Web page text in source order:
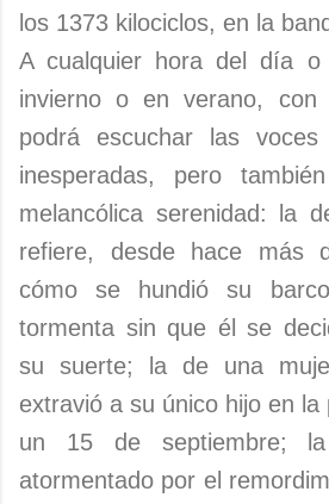
los 1373 kilociclos, en la
A cualquier hora del día
invierno o en verano,
podrá escuchar las
inesperadas, pero
melancólica serenidad: la
refiere, desde hace más
cómo se hundió su
tormenta sin que él se
su suerte; la de una
extravió a su único hijo en la
un 15 de septiembre;
atormentado por el